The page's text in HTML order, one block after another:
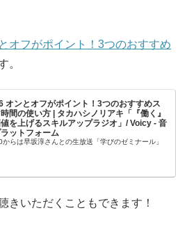
オフがポイント！3つのおすすめ
。
オンとオフがポイント！3つのおすすめス
間の使い方 | タカハシノリアキ「『働く』
を上げるスキルアップラジオ」/ Voicy - 音
ットフォーム
らは早坂淳さんとの生放送「学びのゼミナール」
きいただくこともできます！